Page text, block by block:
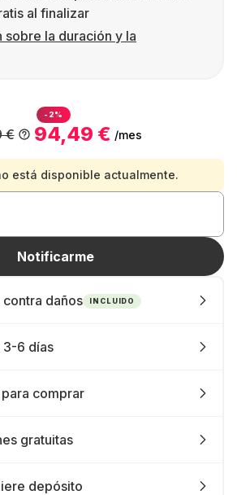
al finalizar
sobre la duración y la
-2%
94,49 € /mes
€
está disponible actualmente.
Notificarme
daños INCLUIDO
3-6 días
comprar
gratuitas
depósito